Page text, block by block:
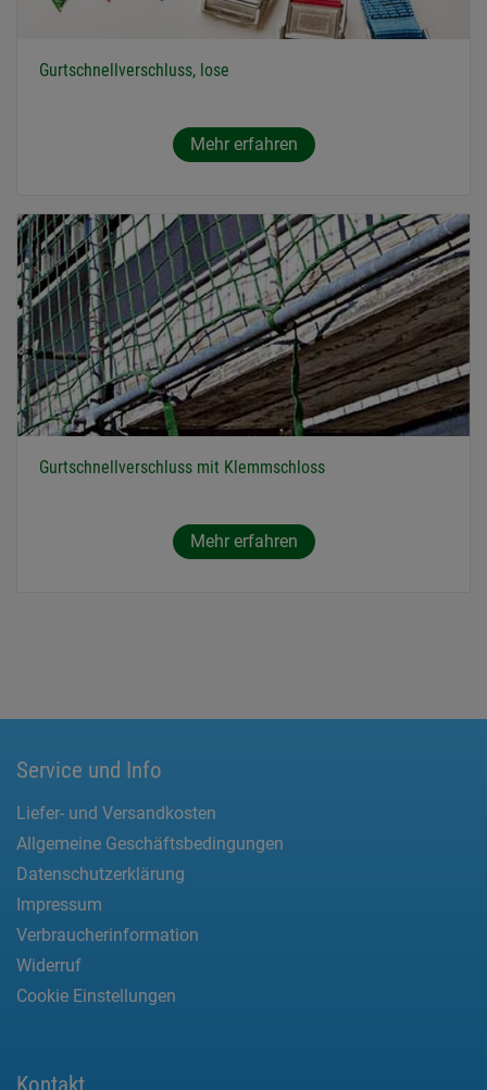
Gurtschnellverschluss, lose
Mehr erfahren
Gurtschnellverschluss mit Klemmschloss
Mehr erfahren
Service und Info
Liefer- und Versandkosten
Allgemeine Geschäftsbedingungen
Datenschutzerklärung
Impressum
Verbraucherinformation
Widerruf
Cookie Einstellungen
Kontakt